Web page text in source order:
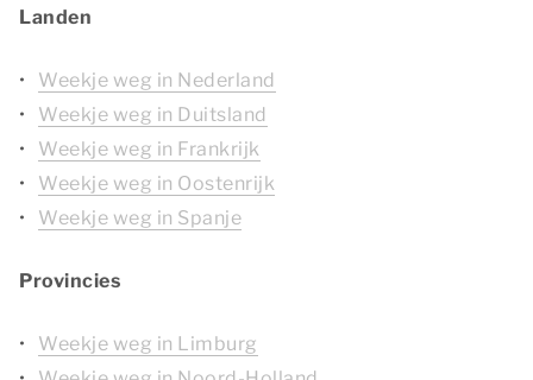
Landen
Weekje weg in Nederland
Weekje weg in Duitsland
Weekje weg in Frankrijk
Weekje weg in Oostenrijk
Weekje weg in Spanje
Provincies
Weekje weg in Limburg